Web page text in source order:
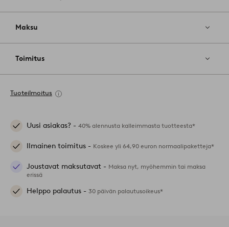
Maksu
Toimitus
Tuoteilmoitus
Uusi asiakas? - 40% alennusta kalleimmasta tuotteesta*
Ilmainen toimitus - Koskee yli 64,90 euron normaalipaketteja*
Joustavat maksutavat - Maksa nyt, myöhemmin tai maksa
erissä
Helppo palautus - 30 päivän palautusoikeus*